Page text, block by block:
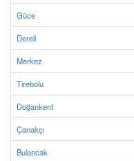
Güce
Dereli
Merkez
Tirebolu
Doğankent
Çanakçı
Bulancak